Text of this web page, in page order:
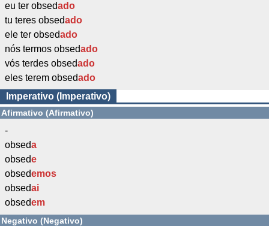
eu ter obsedado
tu teres obsedado
ele ter obsedado
nós termos obsedado
vós terdes obsedado
eles terem obsedado
Imperativo (Imperativo)
Afirmativo (Afirmativo)
-
obseda
obsede
obsedemos
obsedai
obsedem
Negativo (Negativo)